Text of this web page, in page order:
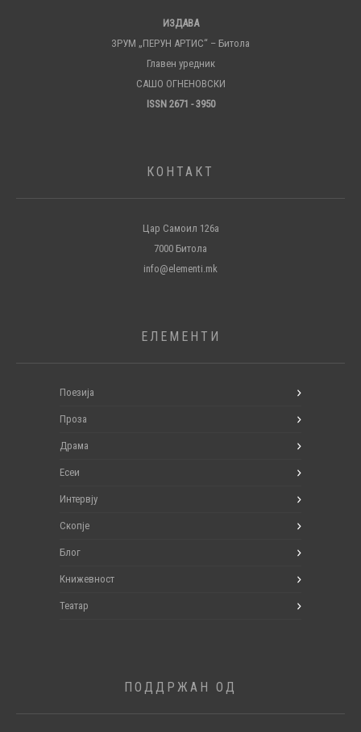
ИЗДАВА
ЗРУМ „ПЕРУН АРТИС“ – Битола
Главен уредник
САШО ОГНЕНОВСКИ
ISSN 2671 - 3950
КОНТАКТ
Цар Самоил 126а
7000 Битола
info@elementi.mk
ЕЛЕМЕНТИ
Поезија
Проза
Драма
Есеи
Интервју
Скопје
Блог
Книжевност
Театар
ПОДДРЖАН ОД